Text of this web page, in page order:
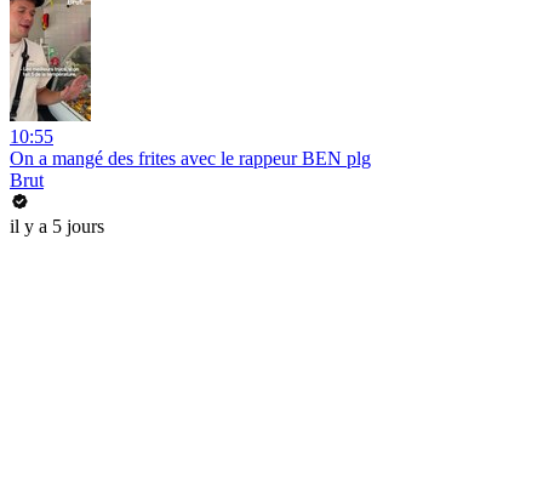
10:55
On a mangé des frites avec le rappeur BEN plg
Brut
il y a 5 jours